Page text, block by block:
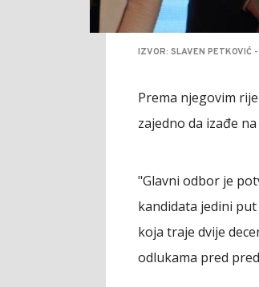
IZVOR: SLAVEN PETKOVIĆ -
Prema njegovim
zajedno da izađe
"Glavni odbor je
kandidata jedini
koja traje dvije
odlukama pred